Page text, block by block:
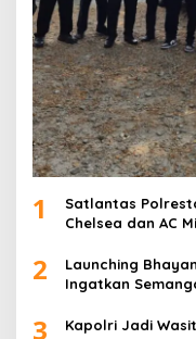
1
Satlantas
Chelsea dan AC
2
Launching
Ingatkan
3
Kapolri Jadi